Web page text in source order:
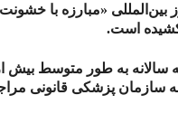
بین‌المللی «مبارزه با
است.
سالانه به طور متوسط بیش
سازمان پزشکی قانونی